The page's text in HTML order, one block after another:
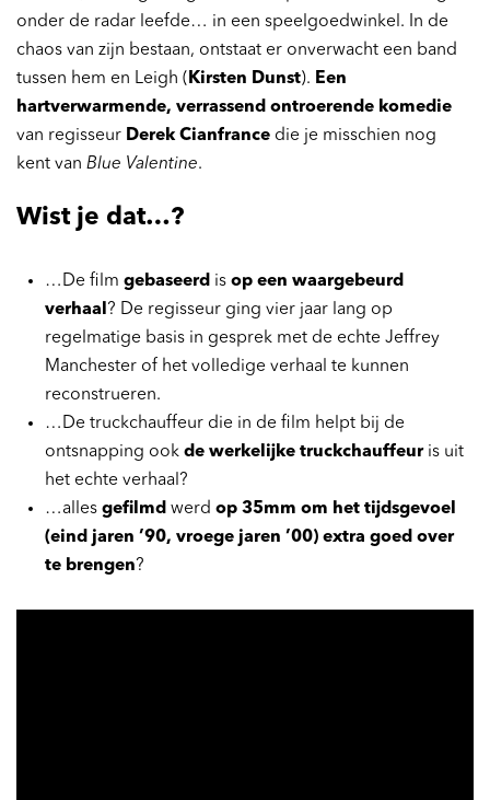
onder de radar leefde… in een speelgoedwinkel. In de
chaos van zijn bestaan, ontstaat er onverwacht een band
tussen hem en Leigh (Kirsten Dunst). Een
hartverwarmende, verrassend ontroerende komedie
van regisseur Derek Cianfrance die je misschien nog
kent van Blue Valentine.
Wist je dat…?
…De filmgebaseerd isop een waargebeurd
verhaal? De regisseur ging vier jaar lang op
regelmatige basis in gesprek met de echte Jeffrey
Manchester of het volledige verhaal te kunnen
reconstrueren.
…De truckchauffeur die in de film helpt bij de
ontsnapping ookde werkelijke truckchauffeuris uit
het echte verhaal?
…allesgefilmdwerdop 35mm om het tijdsgevoel
(eind jaren ’90, vroege jaren ’00) extra goed over
te brengen?